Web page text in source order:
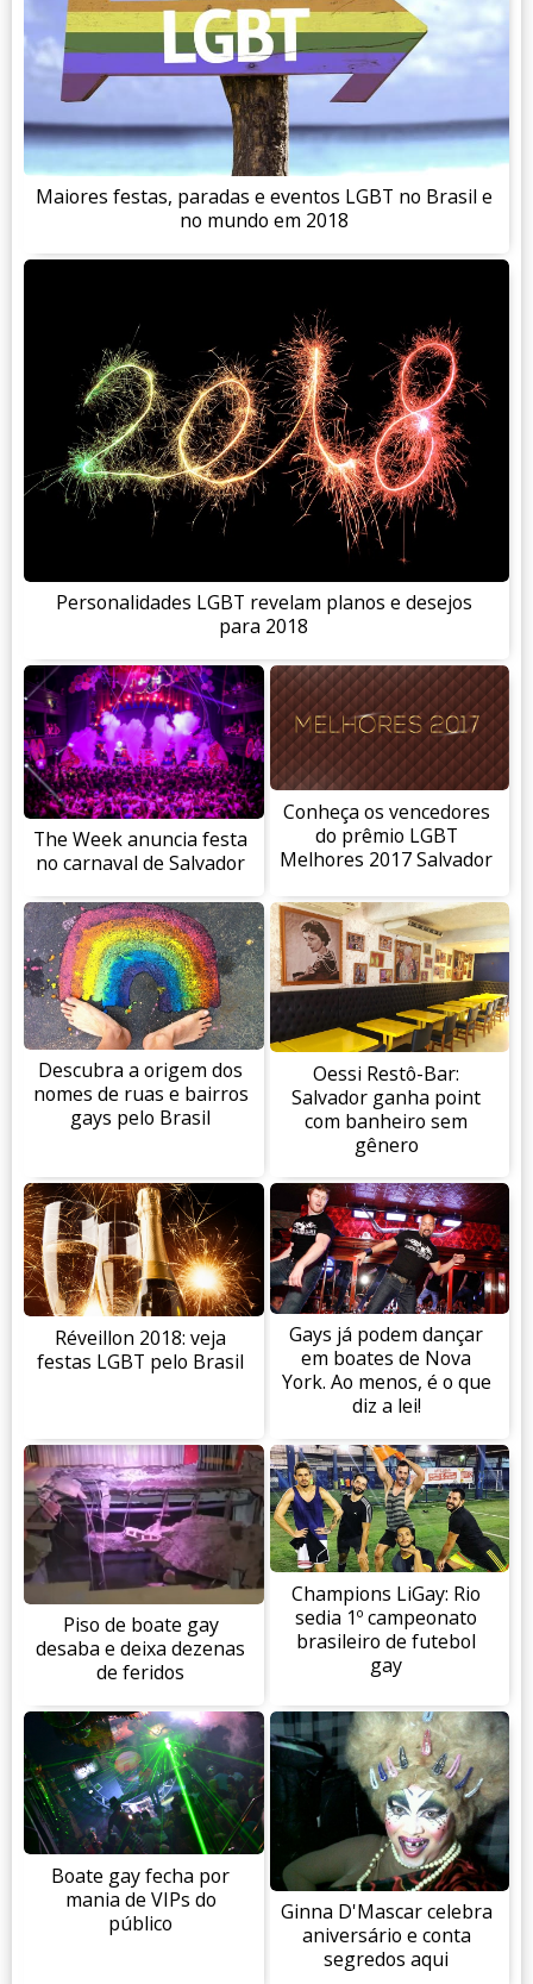
Maiores festas, paradas e eventos LGBT no Brasil e
no mundo em 2018
Personalidades LGBT revelam planos e desejos
para 2018
The Week anuncia festa
no carnaval de Salvador
Conheça os vencedores
do prêmio LGBT
Melhores 2017 Salvador
Descubra a origem dos
nomes de ruas e bairros
gays pelo Brasil
Oessi Restô-Bar:
Salvador ganha point
com banheiro sem
gênero
Réveillon 2018: veja
festas LGBT pelo Brasil
Gays já podem dançar
em boates de Nova
York. Ao menos, é o que
diz a lei!
Piso de boate gay
desaba e deixa dezenas
de feridos
Champions LiGay: Rio
sedia 1º campeonato
brasileiro de futebol
gay
Boate gay fecha por
mania de VIPs do
público
Ginna D'Mascar celebra
aniversário e conta
segredos aqui